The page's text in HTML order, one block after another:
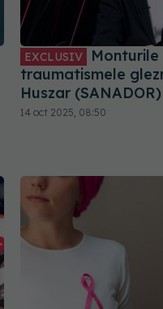
EXCLUSIV
Monturile
traumatismele
Huszar
14 oct 2025, 08:50